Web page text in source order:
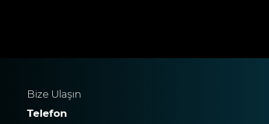
Bize Ulaşın
Telefon